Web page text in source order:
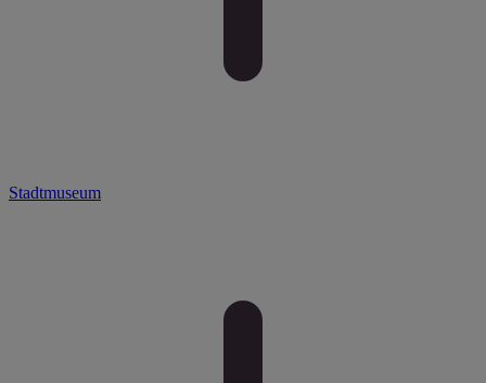
Stadtmuseum